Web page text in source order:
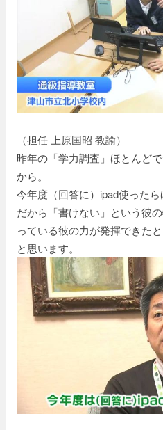
（担任 上原国昭 教諭）
昨年の「学力調査」ほとんど
から。
今年度（回答に）ipad使ったら
だから「書けない」という彼
っている彼の力が発揮できた
と思います。